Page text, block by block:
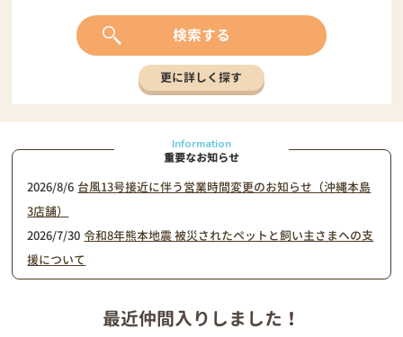
検索する
更に詳しく探す
Information
重要なお知らせ
2026/8/6 台風13号接近に伴う営業時間変更のお知らせ（沖縄本島
3店舗）
2026/7/30 令和8年熊本地震 被災されたペットと飼い主さまへの支
援について
最近仲間入り しました！